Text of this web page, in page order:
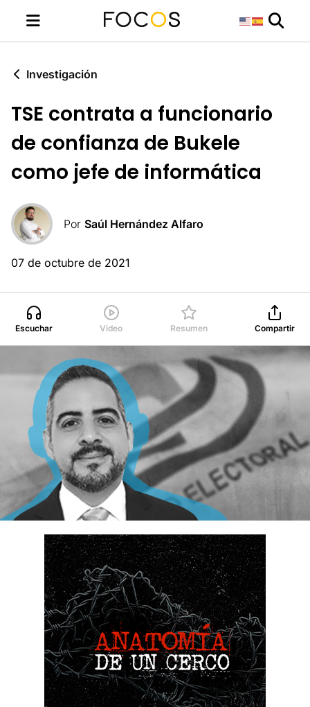
Investigación
TSE contrata a funcionario
de confianza de Bukele
como jefe de informática
Por Saúl Hernández Alfaro
07 de octubre de 2021
Escuchar Video Resumen Compartir